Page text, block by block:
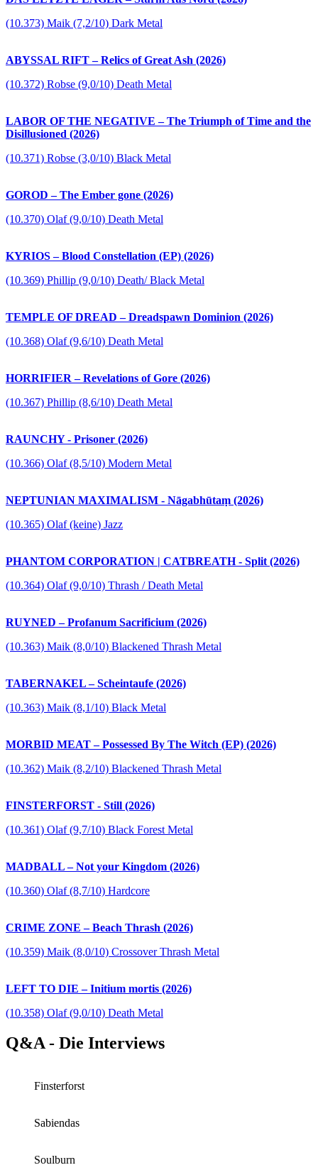
(10.373) Maik (7,2/10) Dark Metal
ABYSSAL RIFT – Relics of Great Ash (2026)
(10.372) Robse (9,0/10) Death Metal
LABOR OF THE NEGATIVE – The Triumph of Time and the
Disillusioned (2026)
(10.371) Robse (3,0/10) Black Metal
GOROD – The Ember gone (2026)
(10.370) Olaf (9,0/10) Death Metal
KYRIOS – Blood Constellation (EP) (2026)
(10.369) Phillip (9,0/10) Death/ Black Metal
TEMPLE OF DREAD – Dreadspawn Dominion (2026)
(10.368) Olaf (9,6/10) Death Metal
HORRIFIER – Revelations of Gore (2026)
(10.367) Phillip (8,6/10) Death Metal
RAUNCHY - Prisoner (2026)
(10.366) Olaf (8,5/10) Modern Metal
NEPTUNIAN MAXIMALISM - Nāgabhūtaṃ (2026)
(10.365) Olaf (keine) Jazz
PHANTOM CORPORATION | CATBREATH - Split (2026)
(10.364) Olaf (9,0/10) Thrash / Death Metal
RUYNED – Profanum Sacrificium (2026)
(10.363) Maik (8,0/10) Blackened Thrash Metal
TABERNAKEL – Scheintaufe (2026)
(10.363) Maik (8,1/10) Black Metal
MORBID MEAT – Possessed By The Witch (EP) (2026)
(10.362) Maik (8,2/10) Blackened Thrash Metal
FINSTERFORST - Still (2026)
(10.361) Olaf (9,7/10) Black Forest Metal
MADBALL – Not your Kingdom (2026)
(10.360) Olaf (8,7/10) Hardcore
CRIME ZONE – Beach Thrash (2026)
(10.359) Maik (8,0/10) Crossover Thrash Metal
LEFT TO DIE – Initium mortis (2026)
(10.358) Olaf (9,0/10) Death Metal
Q&A - Die Interviews
Finsterforst
Sabiendas
Soulburn